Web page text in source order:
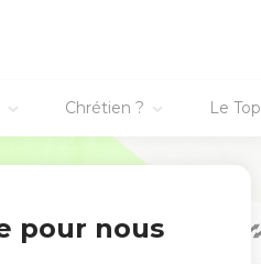
Chrétien ? Le Top
pour nous